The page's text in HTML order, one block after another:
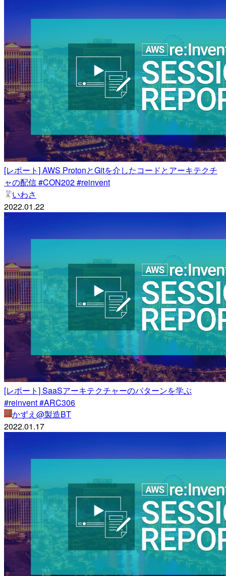
[レポート] AWS ProtonとGitを介したコードとアーキテクチ
ャの配信 #CON202 #reinvent
いわさ
2022.01.22
[レポート] SaaSアーキテクチャーのパターンを学ぶ
#reinvent #ARC306
かずえ@製造BT
2022.01.17